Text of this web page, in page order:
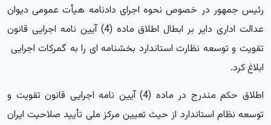
رئیس جمهور در خصوص نحوه اجرای دادنامه هیأت عمومی دیوان
عدالت اداری دایر بر ابطال اطلاق ماده (4) آیین نامه اجرایی قانون
تقویت و توسعه نظارت استاندارد بخشنامه ای را به گمرکات اجرایی
ابلاغ کرد.
اطلاق حکم مندرج در ماده (4) آیین نامه اجرایی قانون تقویت و
توسعه نظام استاندارد از حیث تعیین مرکز ملی تأیید صلاحیت ایران